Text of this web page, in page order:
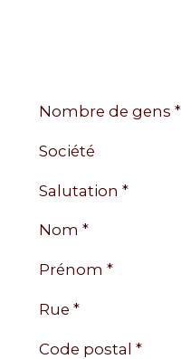
Nombre de gens *
Société
Salutation *
Nom *
Prénom *
Rue *
Code postal *